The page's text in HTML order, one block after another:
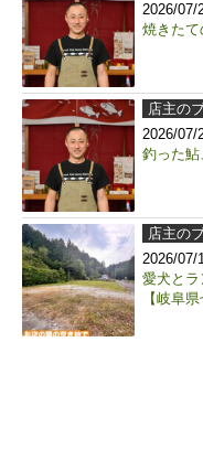
2026/07/
焼きた
店主の
2026/07/
釣った鮎
店主の
2026/07/
愛犬とラ
【岐阜県